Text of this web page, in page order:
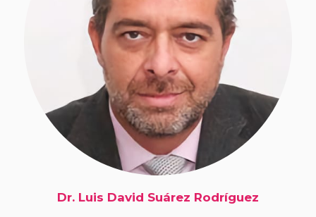
Dr. Luis David Suárez Rodríguez